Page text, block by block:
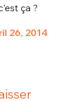
ça ?
26, 2014